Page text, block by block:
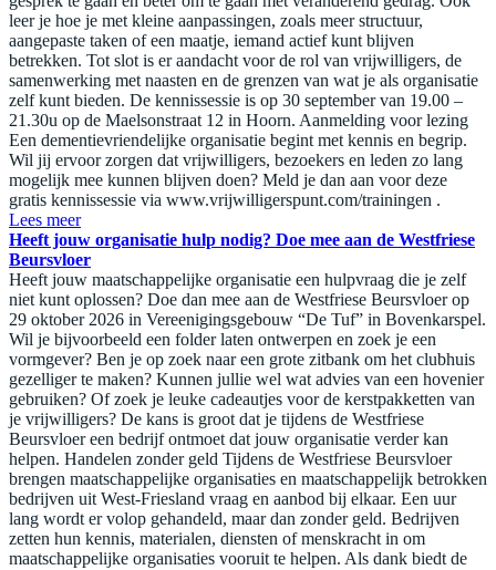
leer je hoe je met kleine aanpassingen, zoals meer structuur,
aangepaste taken of een maatje, iemand actief kunt blijven
betrekken. Tot slot is er aandacht voor de rol van vrijwilligers, de
samenwerking met naasten en de grenzen van wat je als organisatie
zelf kunt bieden. De kennissessie is op 30 september van 19.00 –
21.30u op de Maelsonstraat 12 in Hoorn. Aanmelding voor lezing
Een dementievriendelijke organisatie begint met kennis en begrip.
Wil jij ervoor zorgen dat vrijwilligers, bezoekers en leden zo lang
mogelijk mee kunnen blijven doen? Meld je dan aan voor deze
gratis kennissessie via www.vrijwilligerspunt.com/trainingen .
Lees meer
Heeft jouw organisatie hulp nodig? Doe mee aan de Westfriese
Beursvloer
Heeft jouw maatschappelijke organisatie een hulpvraag die je zelf
niet kunt oplossen? Doe dan mee aan de Westfriese Beursvloer op
29 oktober 2026 in Vereenigingsgebouw “De Tuf” in Bovenkarspel.
Wil je bijvoorbeeld een folder laten ontwerpen en zoek je een
vormgever? Ben je op zoek naar een grote zitbank om het clubhuis
gezelliger te maken? Kunnen jullie wel wat advies van een hovenier
gebruiken? Of zoek je leuke cadeautjes voor de kerstpakketten van
je vrijwilligers? De kans is groot dat je tijdens de Westfriese
Beursvloer een bedrijf ontmoet dat jouw organisatie verder kan
helpen. Handelen zonder geld Tijdens de Westfriese Beursvloer
brengen maatschappelijke organisaties en maatschappelijk betrokken
bedrijven uit West-Friesland vraag en aanbod bij elkaar. Een uur
lang wordt er volop gehandeld, maar dan zonder geld. Bedrijven
zetten hun kennis, materialen, diensten of menskracht in om
maatschappelijke organisaties vooruit te helpen. Als dank biedt de